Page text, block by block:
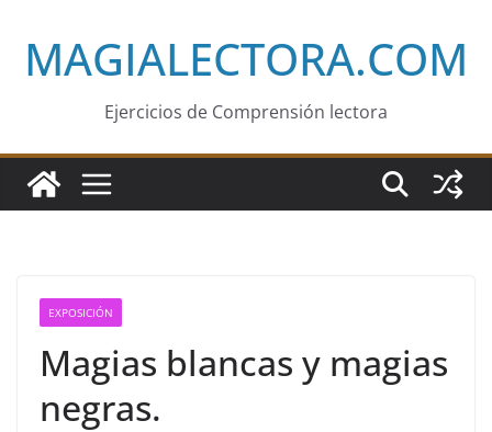
contenido
MAGIALECTORA.COM
Ejercicios de Comprensión lectora
EXPOSICIÓN
Magias blancas y magias
negras.